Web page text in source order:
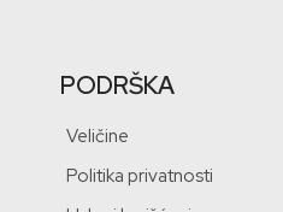
PODRŠKA
Veličine
Politika privatnosti